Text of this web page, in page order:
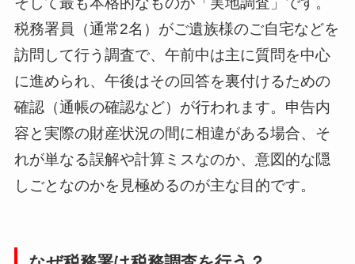
税務署員（通常2名）がご遺族様のご自宅などを
訪問して行う調査で、午前中は主に質問を中心
に進められ、午後はその回答を裏付けるための
確認（通帳の確認など）が行われます。申告内
容と実際の財産状況の間に相違がある場合、そ
れが単なる誤解や計算ミスなのか、意図的な隠
しごとなのかを見極めるのが主な目的です。